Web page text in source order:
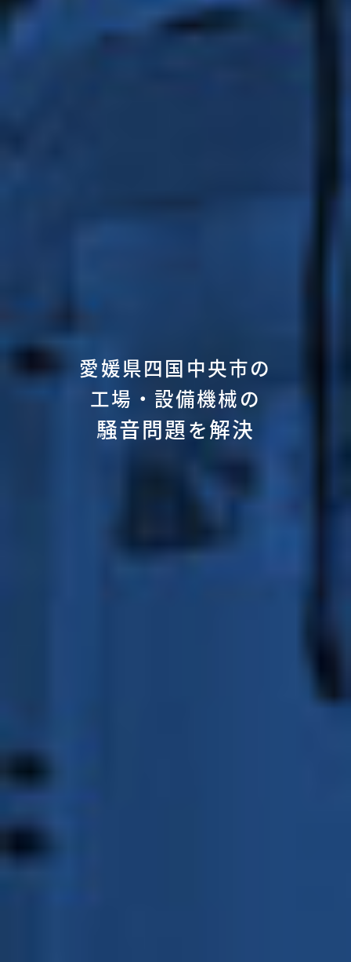
愛媛県四国中央市の
工場・設備機械の
騒音問題を解決